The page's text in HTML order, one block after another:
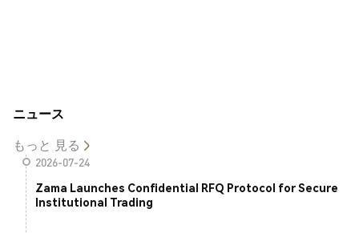
ニュース
もっと 見る
2026-07-24
Zama Launches Confidential RFQ Protocol for Secure
Institutional Trading